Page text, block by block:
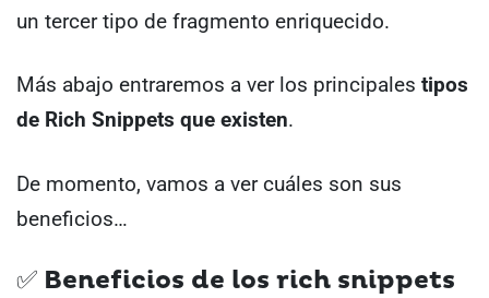
un tercer tipo de fragmento enriquecido.
Más abajo entraremos a ver los principales tipos
de Rich Snippets que existen.
De momento, vamos a ver cuáles son sus
beneficios…
✅ Beneficios de los rich snippets